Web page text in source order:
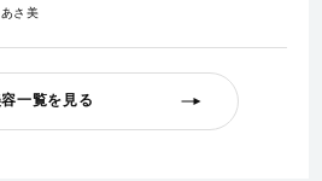
さ美
一覧を見る